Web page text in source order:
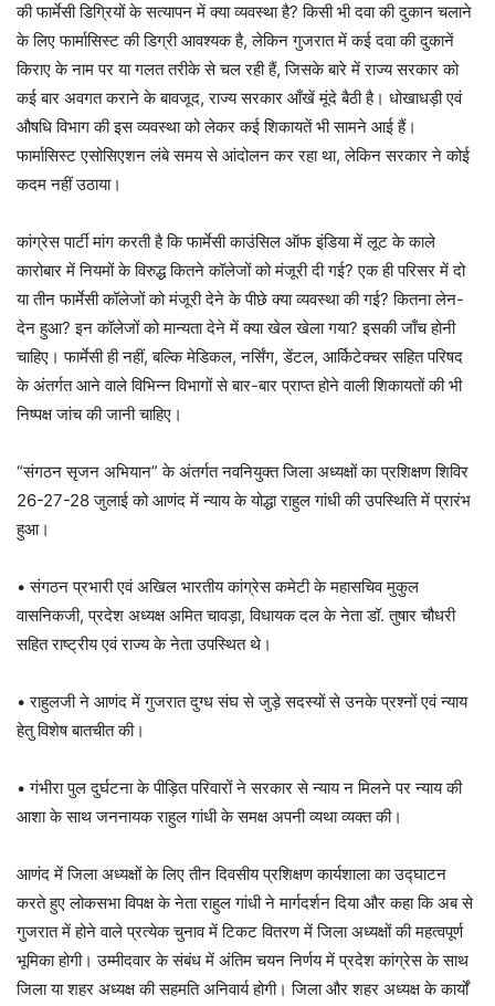
की फार्मेसी डिग्रियों के सत्यापन में क्या व्यवस्था है? किसी भी दवा की दुकान चलाने
के लिए फार्मासिस्ट की डिग्री आवश्यक है, लेकिन गुजरात में कई दवा की दुकानें
किराए के नाम पर या गलत तरीके से चल रही हैं, जिसके बारे में राज्य सरकार को
कई बार अवगत कराने के बावजूद, राज्य सरकार आँखें मूंदे बैठी है। धोखाधड़ी एवं
औषधि विभाग की इस व्यवस्था को लेकर कई शिकायतें भी सामने आई हैं।
फार्मासिस्ट एसोसिएशन लंबे समय से आंदोलन कर रहा था, लेकिन सरकार ने कोई
कदम नहीं उठाया।
कांग्रेस पार्टी मांग करती है कि फार्मेसी काउंसिल ऑफ इंडिया में लूट के काले
कारोबार में नियमों के विरुद्ध कितने कॉलेजों को मंजूरी दी गई? एक ही परिसर में दो
या तीन फार्मेसी कॉलेजों को मंजूरी देने के पीछे क्या व्यवस्था की गई? कितना लेन-
देन हुआ? इन कॉलेजों को मान्यता देने में क्या खेल खेला गया? इसकी जाँच होनी
चाहिए। फार्मेसी ही नहीं, बल्कि मेडिकल, नर्सिंग, डेंटल, आर्किटेक्चर सहित परिषद
के अंतर्गत आने वाले विभिन्न विभागों से बार-बार प्राप्त होने वाली शिकायतों की भी
निष्पक्ष जांच की जानी चाहिए।
“संगठन सृजन अभियान” के अंतर्गत नवनियुक्त जिला अध्यक्षों का प्रशिक्षण शिविर
26-27-28 जुलाई को आणंद में न्याय के योद्धा राहुल गांधी की उपस्थिति में प्रारंभ
हुआ।
• संगठन प्रभारी एवं अखिल भारतीय कांग्रेस कमेटी के महासचिव मुकुल
वासनिकजी, प्रदेश अध्यक्ष अमित चावड़ा, विधायक दल के नेता डॉ. तुषार चौधरी
सहित राष्ट्रीय एवं राज्य के नेता उपस्थित थे।
• राहुलजी ने आणंद में गुजरात दुग्ध संघ से जुड़े सदस्यों से उनके प्रश्नों एवं न्याय
हेतु विशेष बातचीत की।
• गंभीरा पुल दुर्घटना के पीड़ित परिवारों ने सरकार से न्याय न मिलने पर न्याय की
आशा के साथ जननायक राहुल गांधी के समक्ष अपनी व्यथा व्यक्त की।
आणंद में जिला अध्यक्षों के लिए तीन दिवसीय प्रशिक्षण कार्यशाला का उद्घाटन
करते हुए लोकसभा विपक्ष के नेता राहुल गांधी ने मार्गदर्शन दिया और कहा कि अब से
गुजरात में होने वाले प्रत्येक चुनाव में टिकट वितरण में जिला अध्यक्षों की महत्वपूर्ण
भूमिका होगी। उम्मीदवार के संबंध में अंतिम चयन निर्णय में प्रदेश कांग्रेस के साथ
जिला या शहर अध्यक्ष की सहमति अनिवार्य होगी। जिला और शहर अध्यक्ष के कार्यों